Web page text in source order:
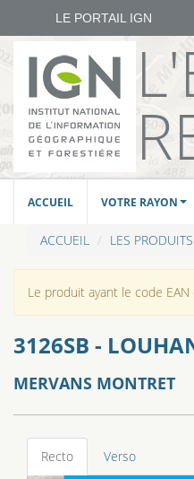
LE PORTAIL IGN
ACCUEIL VOTRE RAYON
ACCUEIL LES
Le produit ayant le code
3126SB -
MERVANS MONTRET
Recto Verso